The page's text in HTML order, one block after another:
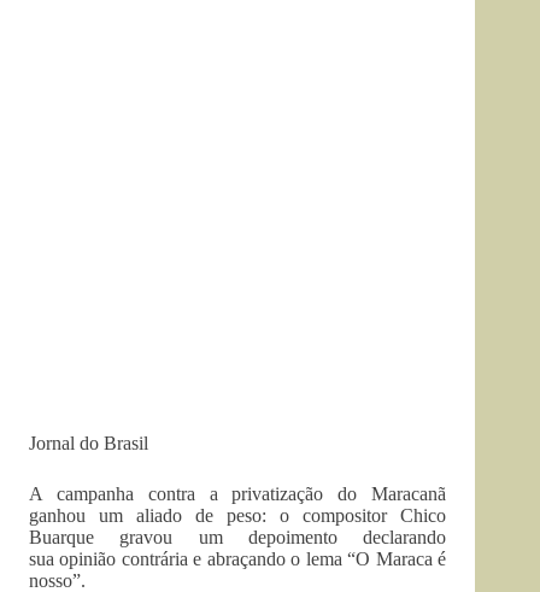
Jornal do Brasil
A campanha contra a privatização do Maracanã
ganhou um aliado de peso: o compositor Chico
Buarque gravou um depoimento declarando
sua opinião contrária e abraçando o lema “O Maraca é
nosso”.